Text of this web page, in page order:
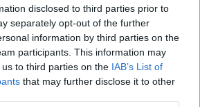
disclosed to third parties prior to
separately opt-out of the further
information by third parties on the
participants. This information may
to third parties on the IAB’s List of
that may further disclose it to other
Reds
di facciata del club francese, il
situazione con estrema attenzione. Il
potrebbe aggirarsi tra gli80 e i 100